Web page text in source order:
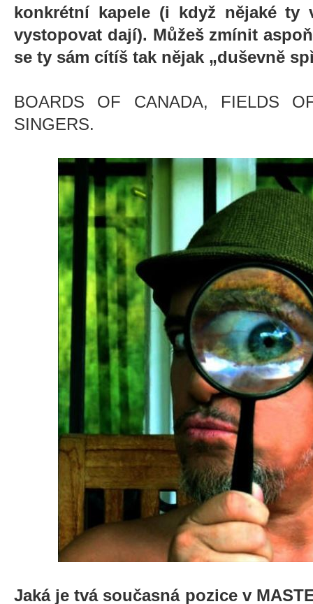
konkrétní kapele (i když nějaké ty
vystopovat dají). Můžeš zmínit
se ty sám cítíš tak nějak „duševně
BOARDS OF CANADA, FIELDS
SINGERS.
Jaká je tvá současná pozice v